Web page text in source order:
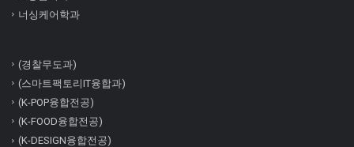
너싱케어학과
(경찰무도과)
(스마트팩토리IT융합과)
(K-POP융합전공)
(K-FOOD융합전공)
(K-DESIGN융합전공)